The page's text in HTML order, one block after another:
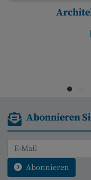
Abonnieren
Abonnieren